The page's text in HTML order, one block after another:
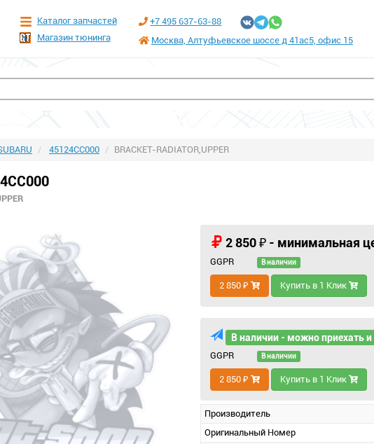
Каталог запчастей
Магазин тюнинга
+7 495 637-63-88
Москва, Алтуфьевское шоссе д 41ас5, офис 15
45124CC000 BRACKET-RADIATOR,UPPER
2 850 ₽ - минимальная
GGPR В наличии
2 850 ₽ Купить в 1 Клик
В наличии - можно приехать и
GGPR В наличии
2 850 ₽ Купить в 1 Клик
Производитель
Оригинальный Номер